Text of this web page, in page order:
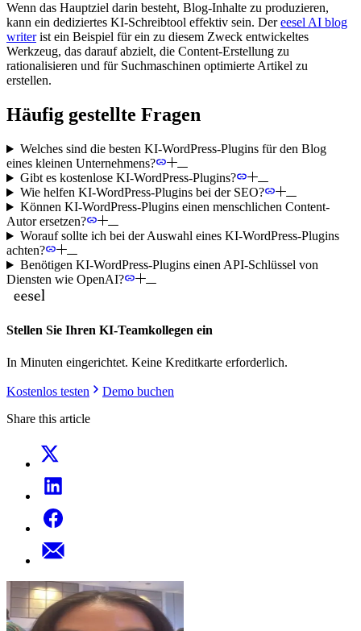
Wenn das Hauptziel darin besteht, Blog-Inhalte zu produzieren,
kann ein dediziertes KI-Schreibtool effektiv sein. Dereesel AI blog
writerist ein Beispiel für ein zu diesem Zweck entwickeltes
Werkzeug, das darauf abzielt, die Content-Erstellung zu
rationalisieren und für Suchmaschinen optimierte Artikel zu
erstellen.
Häufig gestellte Fragen
Welches sind die besten KI-WordPress-Plugins für den Blog
eines kleinen Unternehmens?
Gibt es kostenlose KI-WordPress-Plugins?
Wie helfen KI-WordPress-Plugins bei der SEO?
Können KI-WordPress-Plugins einen menschlichen Content-
Autor ersetzen?
Worauf sollte ich bei der Auswahl eines KI-WordPress-Plugins
achten?
Benötigen KI-WordPress-Plugins einen API-Schlüssel von
Diensten wie OpenAI?
Stellen Sie Ihren KI-Teamkollegen ein
In Minuten eingerichtet. Keine Kreditkarte erforderlich.
Kostenlos testen
Demo buchen
Share this article